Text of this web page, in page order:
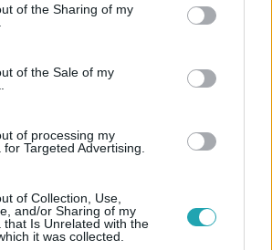
or usage behaviour. You may click to
to Google and its third-party tags to
specified purposes in below Google
of the Sharing of my
of the Sale of my
of processing my
Targeted Advertising.
of Collection, Use,
and/or Sharing of my
that Is Unrelated with the
it was collected.
#SZABÓ GYŐZŐ # A MI KIS FALUNK
# TROKÁN NÓRA